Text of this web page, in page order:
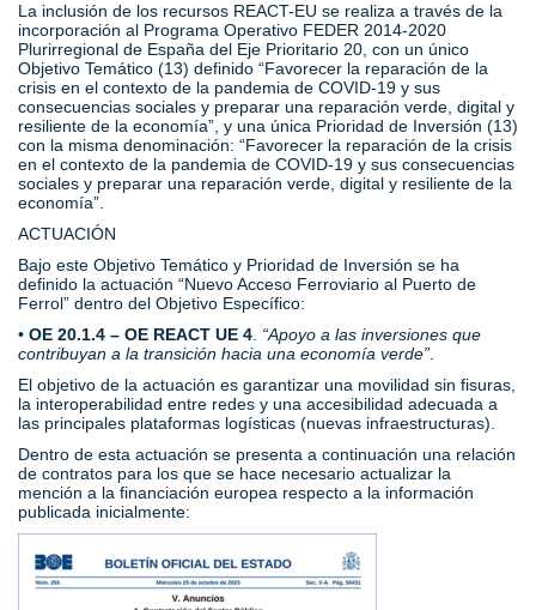
La inclusión de los recursos REACT-EU se realiza a través de la
incorporación al Programa Operativo FEDER 2014-2020
Plurirregional de España del Eje Prioritario 20, con un único
Objetivo Temático (13) definido “Favorecer la reparación de la
crisis en el contexto de la pandemia de COVID-19 y sus
consecuencias sociales y preparar una reparación verde, digital y
resiliente de la economía”, y una única Prioridad de Inversión (13)
con la misma denominación: “Favorecer la reparación de la crisis
en el contexto de la pandemia de COVID-19 y sus consecuencias
sociales y preparar una reparación verde, digital y resiliente de la
economía”.
ACTUACIÓN
Bajo este Objetivo Temático y Prioridad de Inversión se ha
definido la actuación “Nuevo Acceso Ferroviario al Puerto de
Ferrol” dentro del Objetivo Específico:
• OE 20.1.4 – OE REACT UE 4. “Apoyo a las inversiones que
contribuyan a la transición hacia una economía verde”.
El objetivo de la actuación es garantizar una movilidad sin fisuras,
la interoperabilidad entre redes y una accesibilidad adecuada a
las principales plataformas logísticas (nuevas infraestructuras).
Dentro de esta actuación se presenta a continuación una relación
de contratos para los que se hace necesario actualizar la
mención a la financiación europea respecto a la información
publicada inicialmente: